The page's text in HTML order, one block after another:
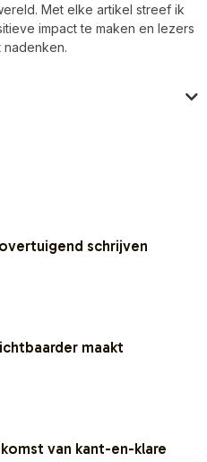
Met elke artikel streef ik
impact te maken en lezers
schrijven
maakt
van kant-en-klare